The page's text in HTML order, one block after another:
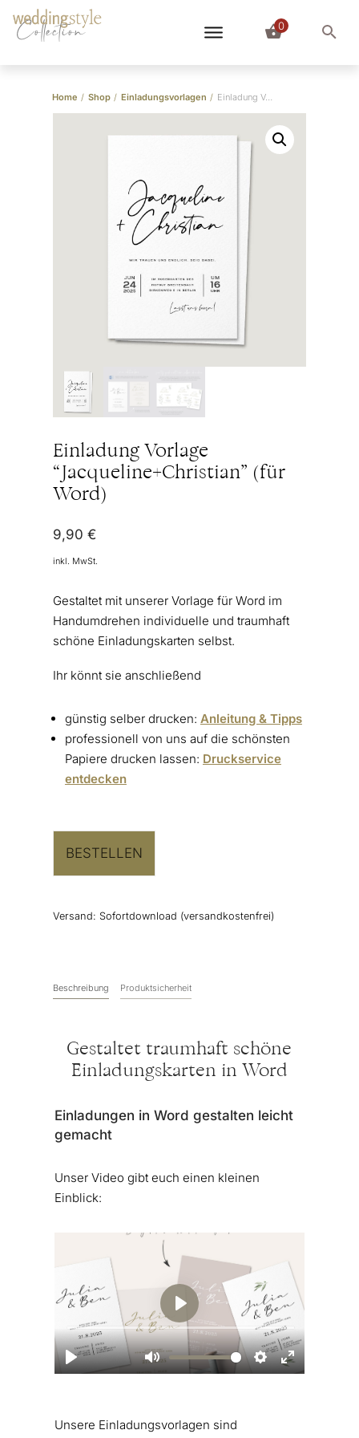
Collection 0
Home / Shop / Einladungsvorlagen / Einladung Vorlage “Jacqueline+Christian” (für Word)
Einladung Vorlage
“Jacqueline+Christian” (für
Word)
9,90 €
inkl. MwSt.
Gestaltet mit unserer Vorlage für Word im
Handumdrehen individuelle und traumhaft
schöne Einladungskarten selbst.
Ihr könnt sie anschließend
günstig selber drucken: Anleitung & Tipps
professionell von uns auf die schönsten
Papiere drucken lassen: Druckservice
entdecken
BESTELLEN
Versand: Sofortdownload (versandkostenfrei)
Beschreibung Produktsicherheit
Gestaltet traumhaft schöne
Einladungskarten in Word
Einladungen in Word gestalten leicht
gemacht
Unser Video gibt euch einen kleinen
Einblick:
Unsere Einladungsvorlagen sind